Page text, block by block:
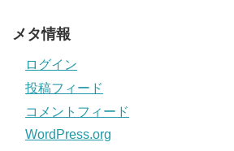
メタ情報
ログイン
投稿フィード
コメントフィード
WordPress.org